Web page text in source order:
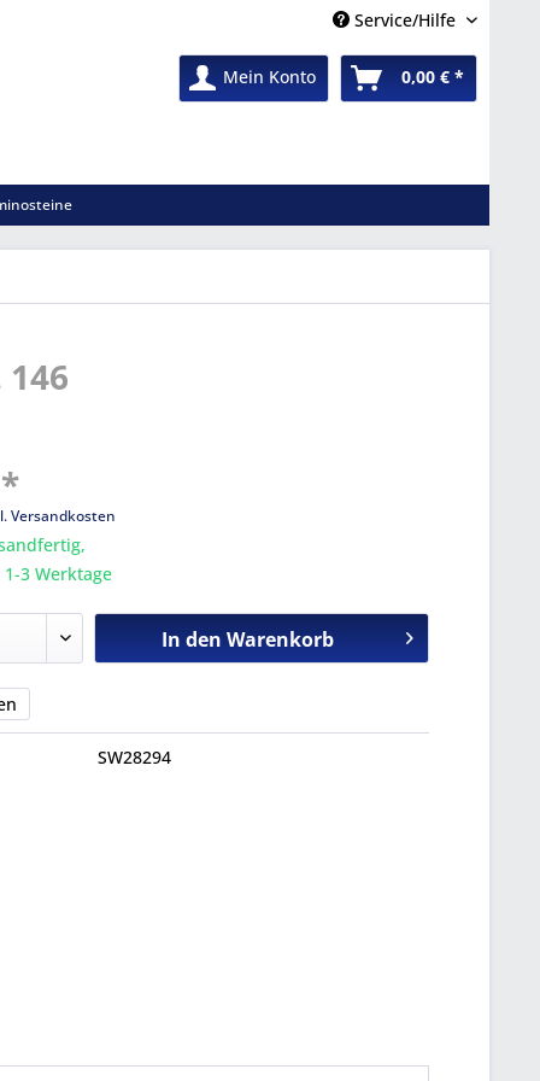
Service/Hilfe
Mein Konto 0,00 € *
Versandkosten
3 Werktage
In den Warenkorb
SW28294